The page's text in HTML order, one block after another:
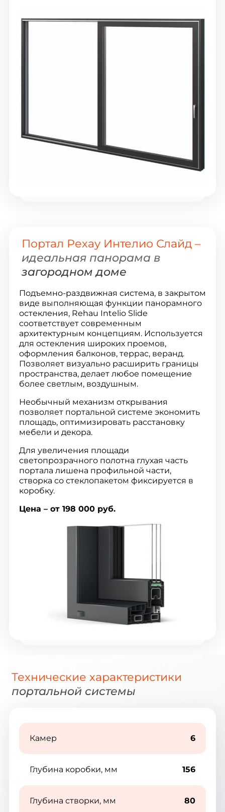
Портал Рехау Интелио Слайд –
идеальная панорама в
загородном доме
Подъемно-раздвижная система, в закрытом
виде выполняющая функции панорамного
остекления, Rehau Intelio Slide
соответствует современным
архитектурным концепциям. Используется
для остекления широких проемов,
оформления балконов, террас, веранд.
Позволяет визуально расширить границы
пространства, делает любое помещение
более светлым, воздушным.
Необычный механизм открывания
позволяет портальной системе экономить
площадь, оптимизировать расстановку
мебели и декора.
Для увеличения площади
светопрозрачного полотна глухая часть
портала лишена профильной части,
створка со стеклопакетом фиксируется в
коробку.
Цена – от 198 000 руб.
Технические характеристики
портальной системы
Камер 6
Глубина коробки, мм 156
Глубина створки, мм 80